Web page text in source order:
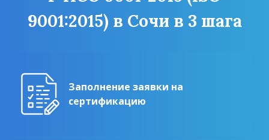
9001:2015) в Сочи в 3 шага
Заполнение заявки на
сертификацию